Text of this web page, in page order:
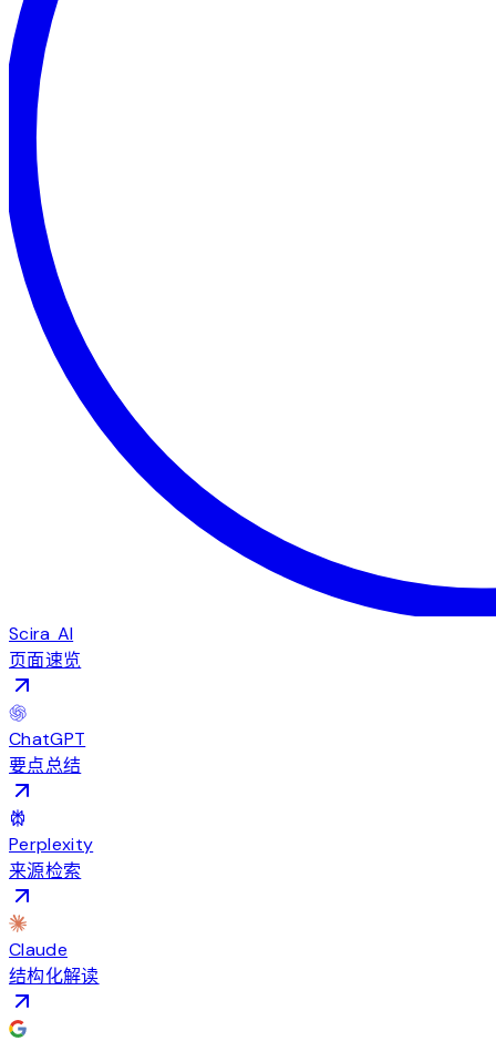
Scira AI
页面速览
ChatGPT
要点总结
Perplexity
来源检索
Claude
结构化解读